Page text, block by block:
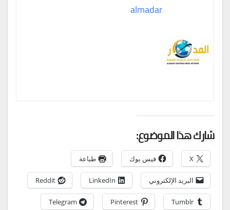
almadar
شارك هذا الموضوع:
X فيس بوك طباعة
البريد الإلكتروني LinkedIn
Reddit
Tumblr
Pinterest
Telegram